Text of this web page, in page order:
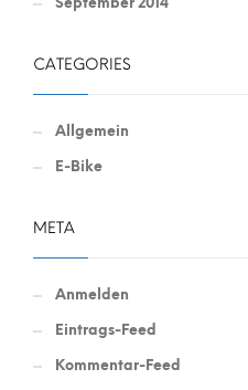
CATEGORIES
Allgemein
E-Bike
META
Anmelden
Eintrags-Feed
Kommentar-Feed